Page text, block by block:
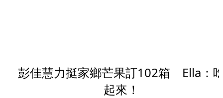
彭佳慧力挺家鄉芒果訂102箱 Ella：
起來！